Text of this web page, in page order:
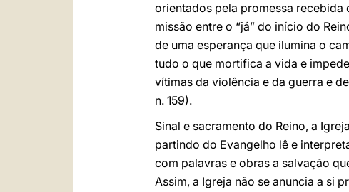
orientados pela promessa recebida
missão entre o “já” do início do
de uma esperança que ilumina o
tudo o que mortifica a vida e
vítimas da violência e da guerra e
n. 159).
Sinal e sacramento do Reino, a
partindo do Evangelho lê e
com palavras e obras a salvação
Assim, a Igreja não se anuncia a si